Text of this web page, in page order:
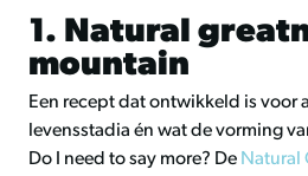
1. Natural
mountain
Een recept dat ontwikkeld is voor
levensstadia én wat de vorming
Do I need to say more? De Natural